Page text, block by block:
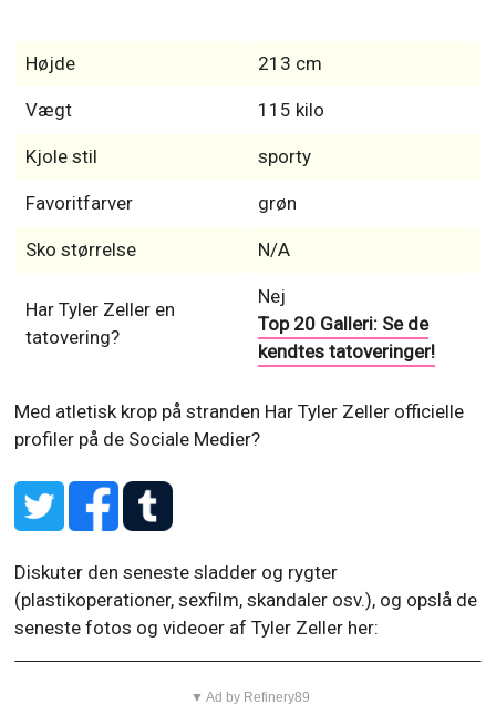
Højde 213 cm
Vægt 115 kilo
Kjole stil sporty
Favoritfarver grøn
Sko størrelse N/A
Har Tyler Zeller en
tatovering?
Nej
Top 20 Galleri: Se de
kendtes tatoveringer!
Med atletisk krop på stranden Har Tyler Zeller officielle
profiler på de Sociale Medier?
Diskuter den seneste sladder og rygter
(plastikoperationer, sexfilm, skandaler osv.), og opslå de
seneste fotos og videoer af Tyler Zeller her:
▼ Ad by Refinery89